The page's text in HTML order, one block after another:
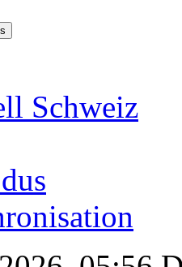
Schweiz